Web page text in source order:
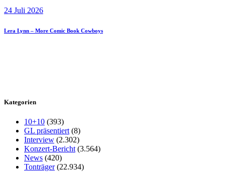
24 Juli 2026
Lera Lynn – More Comic Book Cowboys
Kategorien
10+10 (393)
GL präsentiert (8)
Interview (2.302)
Konzert-Bericht (3.564)
News (420)
Tonträger(22.934)